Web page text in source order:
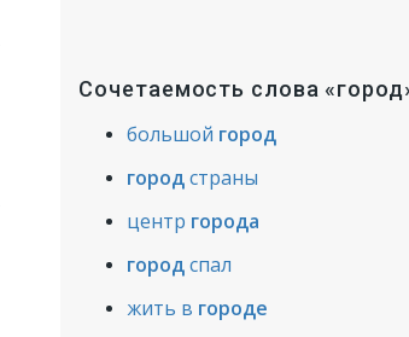
Сочетаемость слова
большой город
городстраны
центр города
городспал
жить в городе